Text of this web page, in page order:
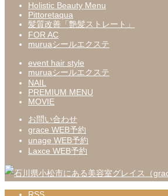
Holistic Beauty Menu
Pittoretaqua
髪質改善「艶髪ストレート」
FOR AC
muruaシールエクステ
event hair style
muruaシールエクステ
NAIL
PREMIUM MENU
MOVIE
お問い合わせ
grace WEB予約
unage WEB予約
Laxce WEB予約